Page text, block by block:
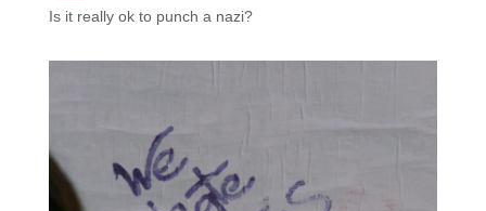
Is it really ok to punch a nazi?